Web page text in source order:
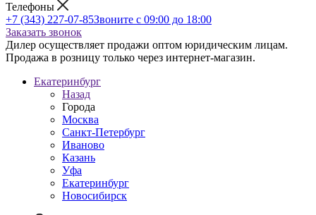
Телефоны
+7 (343) 227-07-85Звоните с 09:00 до 18:00
Заказать звонок
Дилер осуществляет продажи оптом юридическим лицам.
Продажа в розницу только через интернет-магазин.
Екатеринбург
Назад
Города
Москва
Санкт-Петербург
Иваново
Казань
Уфа
Екатеринбург
Новосибирск